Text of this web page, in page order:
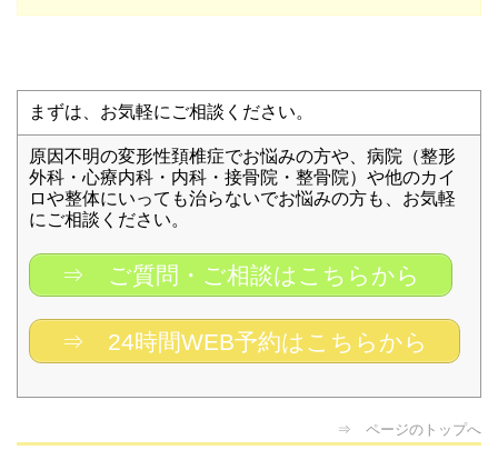
まずは、お気軽にご相談ください。
原因不明の変形性頚椎症でお悩みの方や、病院（整形
外科・心療内科・内科・接骨院・整骨院）や他のカイ
ロや整体にいっても治らないでお悩みの方も、お気軽
にご相談ください。
⇒ ご質問・ご相談はこちらから
⇒ 24時間WEB予約はこちらから
⇒ ページのトップへ